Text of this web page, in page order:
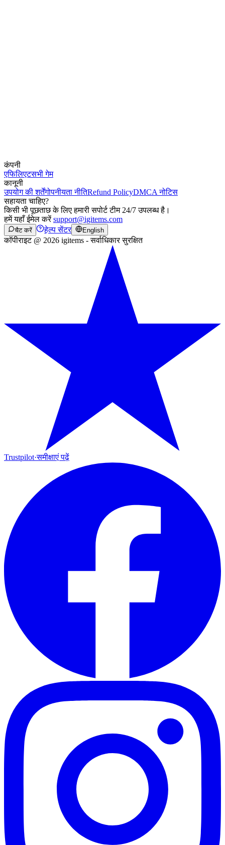
कंपनी
एफिलिएटसभी गेम
कानूनी
उपयोग की शर्तेंगोपनीयता नीतिRefund PolicyDMCA नोटिस
सहायता चाहिए?
किसी भी पूछताछ के लिए हमारी सपोर्ट टीम 24/7 उपलब्ध है।
हमें यहाँ ईमेल करेंsupport@igitems.com
चैट करें हेल्प सेंटर English
कॉपीराइट @ 2026 igitems - सर्वाधिकार सुरक्षित
Trustpilot·समीक्षाएं पढ़ें